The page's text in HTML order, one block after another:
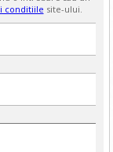
conditiile site-ului.